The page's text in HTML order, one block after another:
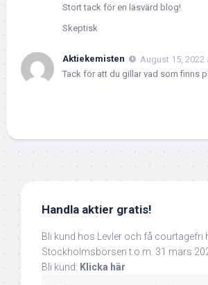
Stort tack för en läsvärd blog!
Skeptisk
Aktiekemisten
August 15, 2022
Tack för att du gillar vad som finns
Handla aktier gratis!
Bli kund hos Levler och få courtagefri
Stockholmsbörsen t.o.m. 31 mars
Bli kund: Klicka här